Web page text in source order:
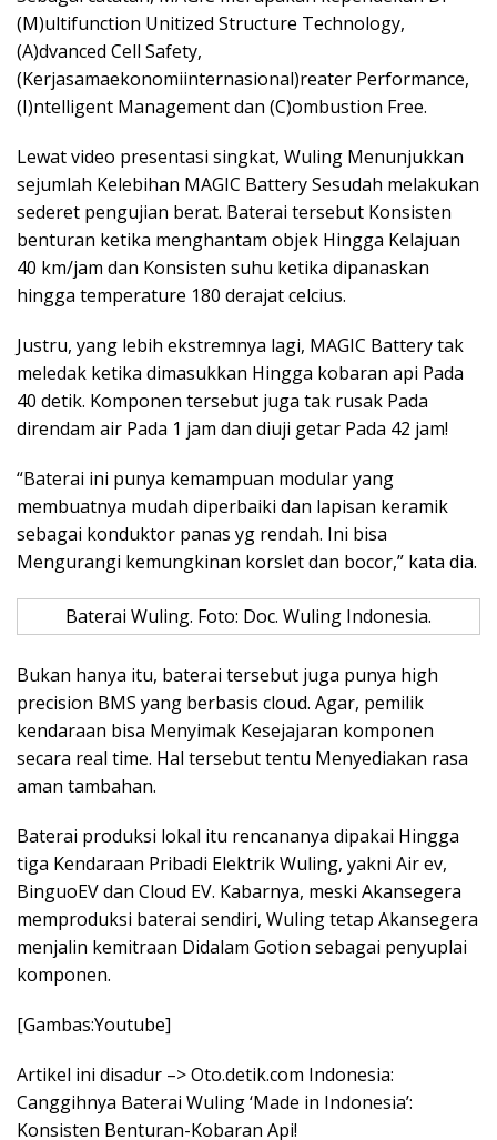
(M)ultifunction Unitized Structure Technology,
(A)dvanced Cell Safety,
(Kerjasamaekonomiinternasional)reater Performance,
(I)ntelligent Management dan (C)ombustion Free.
Lewat video presentasi singkat, Wuling Menunjukkan
sejumlah Kelebihan MAGIC Battery Sesudah melakukan
sederet pengujian berat. Baterai tersebut Konsisten
benturan ketika menghantam objek Hingga Kelajuan
40 km/jam dan Konsisten suhu ketika dipanaskan
hingga temperature 180 derajat celcius.
Justru, yang lebih ekstremnya lagi, MAGIC Battery tak
meledak ketika dimasukkan Hingga kobaran api Pada
40 detik. Komponen tersebut juga tak rusak Pada
direndam air Pada 1 jam dan diuji getar Pada 42 jam!
“Baterai ini punya kemampuan modular yang
membuatnya mudah diperbaiki dan lapisan keramik
sebagai konduktor panas yg rendah. Ini bisa
Mengurangi kemungkinan korslet dan bocor,” kata dia.
Baterai Wuling. Foto: Doc. Wuling Indonesia.
Bukan hanya itu, baterai tersebut juga punya high
precision BMS yang berbasis cloud. Agar, pemilik
kendaraan bisa Menyimak Kesejajaran komponen
secara real time. Hal tersebut tentu Menyediakan rasa
aman tambahan.
Baterai produksi lokal itu rencananya dipakai Hingga
tiga Kendaraan Pribadi Elektrik Wuling, yakni Air ev,
BinguoEV dan Cloud EV. Kabarnya, meski Akansegera
memproduksi baterai sendiri, Wuling tetap Akansegera
menjalin kemitraan Didalam Gotion sebagai penyuplai
komponen.
[Gambas:Youtube]
Artikel ini disadur –> Oto.detik.com Indonesia:
Canggihnya Baterai Wuling ‘Made in Indonesia’:
Konsisten Benturan-Kobaran Api!